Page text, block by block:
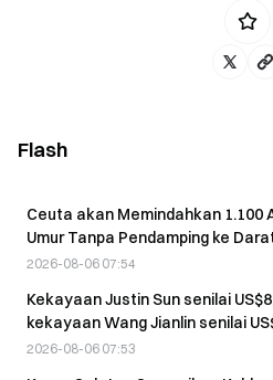
Flash
Ceuta akan Memindahkan 1.100
Umur Tanpa Pendamping ke
Agustus
2026-08-06 07:54
Kekayaan Justin Sun senilai
kekayaan Wang Jianlin senilai
menurut Forbes.
2026-08-06 07:53